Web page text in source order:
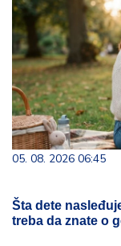
05. 08. 2026 06:45
Šta dete
treba da znate o